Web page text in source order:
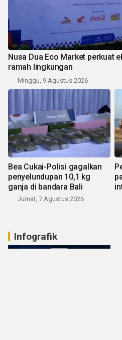
Nusa Dua Eco Market perkuat
ramah lingkungan
Minggu, 9 Agustus 2026
Bea Cukai-Polisi gagalkan
penyelundupan 10,1 kg
ganja di bandara Bali
Jumat, 7 Agustus 2026
Infografik